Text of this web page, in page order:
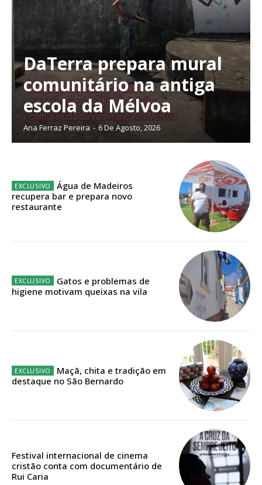
Planos de Assinatura
Faça-se assinante do Região de Cister e ajude-nos a manter este serviço
Sendo assinante terá acesso a todos os conteúdos exclusivos e versões
Escolha o plano de assinatura desejado:
32€
Edição em papel entregue à Quinta-feira em sua
casa
DaTerra prepara mural
comunitário na antiga
escola da Mélvoa
Ana Ferraz Pereira - 6 De Agosto, 2026
Água de Madeiros
recupera bar e prepara novo
restaurante
Gatos e problemas de
higiene motivam queixas na vila
Maçã, chita e tradição em
destaque no São Bernardo
Festival internacional de cinema
cristão conta com documentário de
Rui Caria